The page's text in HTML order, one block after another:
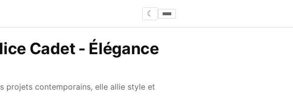
☾
Cadet - Élégance
projets contemporains, elle allie style et